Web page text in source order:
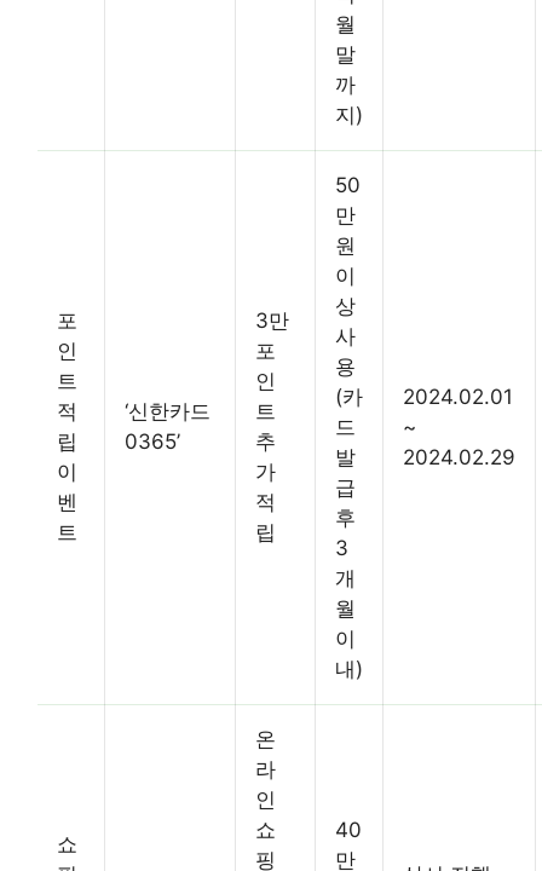
월
말
까
지)
포
인
트
적
립
이
벤
트
‘신한카드
0365’
3만
포
인
트
추
가
적
립
50
만
원
이
상
사
용
(카
드
발
급
후
3
개
월
이
내)
2024.02.01
~
2024.02.29
쇼
온
라
인
쇼
핑
40
만